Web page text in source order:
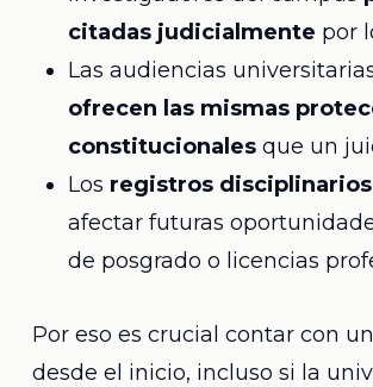
citadas judicialmente por
Las audiencias
ofrecen las mismas
constitucionalesque un
Los registros disciplinarios
afectar futuras
de posgrado o licencias
Por eso es crucial contar con
desde el inicio, incluso si la